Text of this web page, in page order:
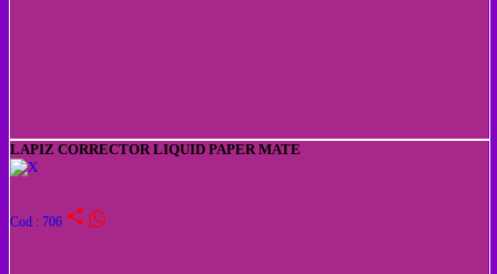
LAPIZ CORRECTOR LIQUID PAPER MATE
Cod : 706 share